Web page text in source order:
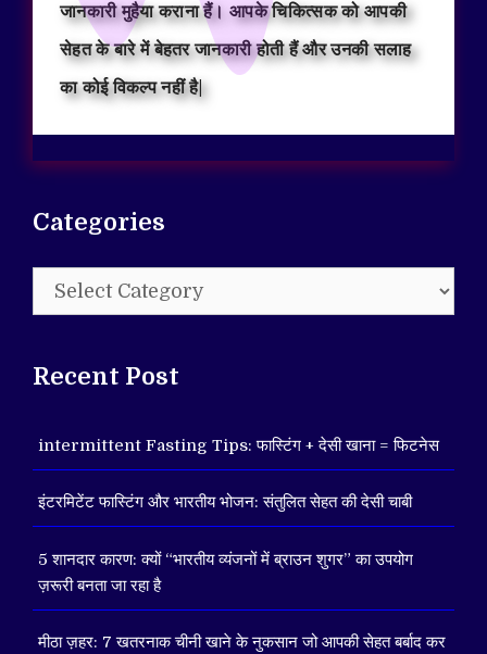
जानकारी मुहैया कराना हैं। आपके चिकित्सक को आपकी
सेहत के बारे में बेहतर जानकारी होती हैं और उनकी सलाह
का कोई विकल्प नहीं है|
Categories
Categories
Recent Post
intermittent Fasting Tips: फास्टिंग + देसी खाना = फिटनेस
इंटरमिटेंट फास्टिंग और भारतीय भोजन: संतुलित सेहत की देसी चाबी
5 शानदार कारण: क्यों “भारतीय व्यंजनों में ब्राउन शुगर” का उपयोग
ज़रूरी बनता जा रहा है
मीठा ज़हर: 7 खतरनाक चीनी खाने के नुकसान जो आपकी सेहत बर्बाद कर